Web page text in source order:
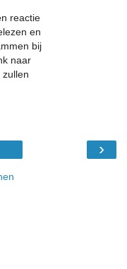
reactie
en
bij
naar
›